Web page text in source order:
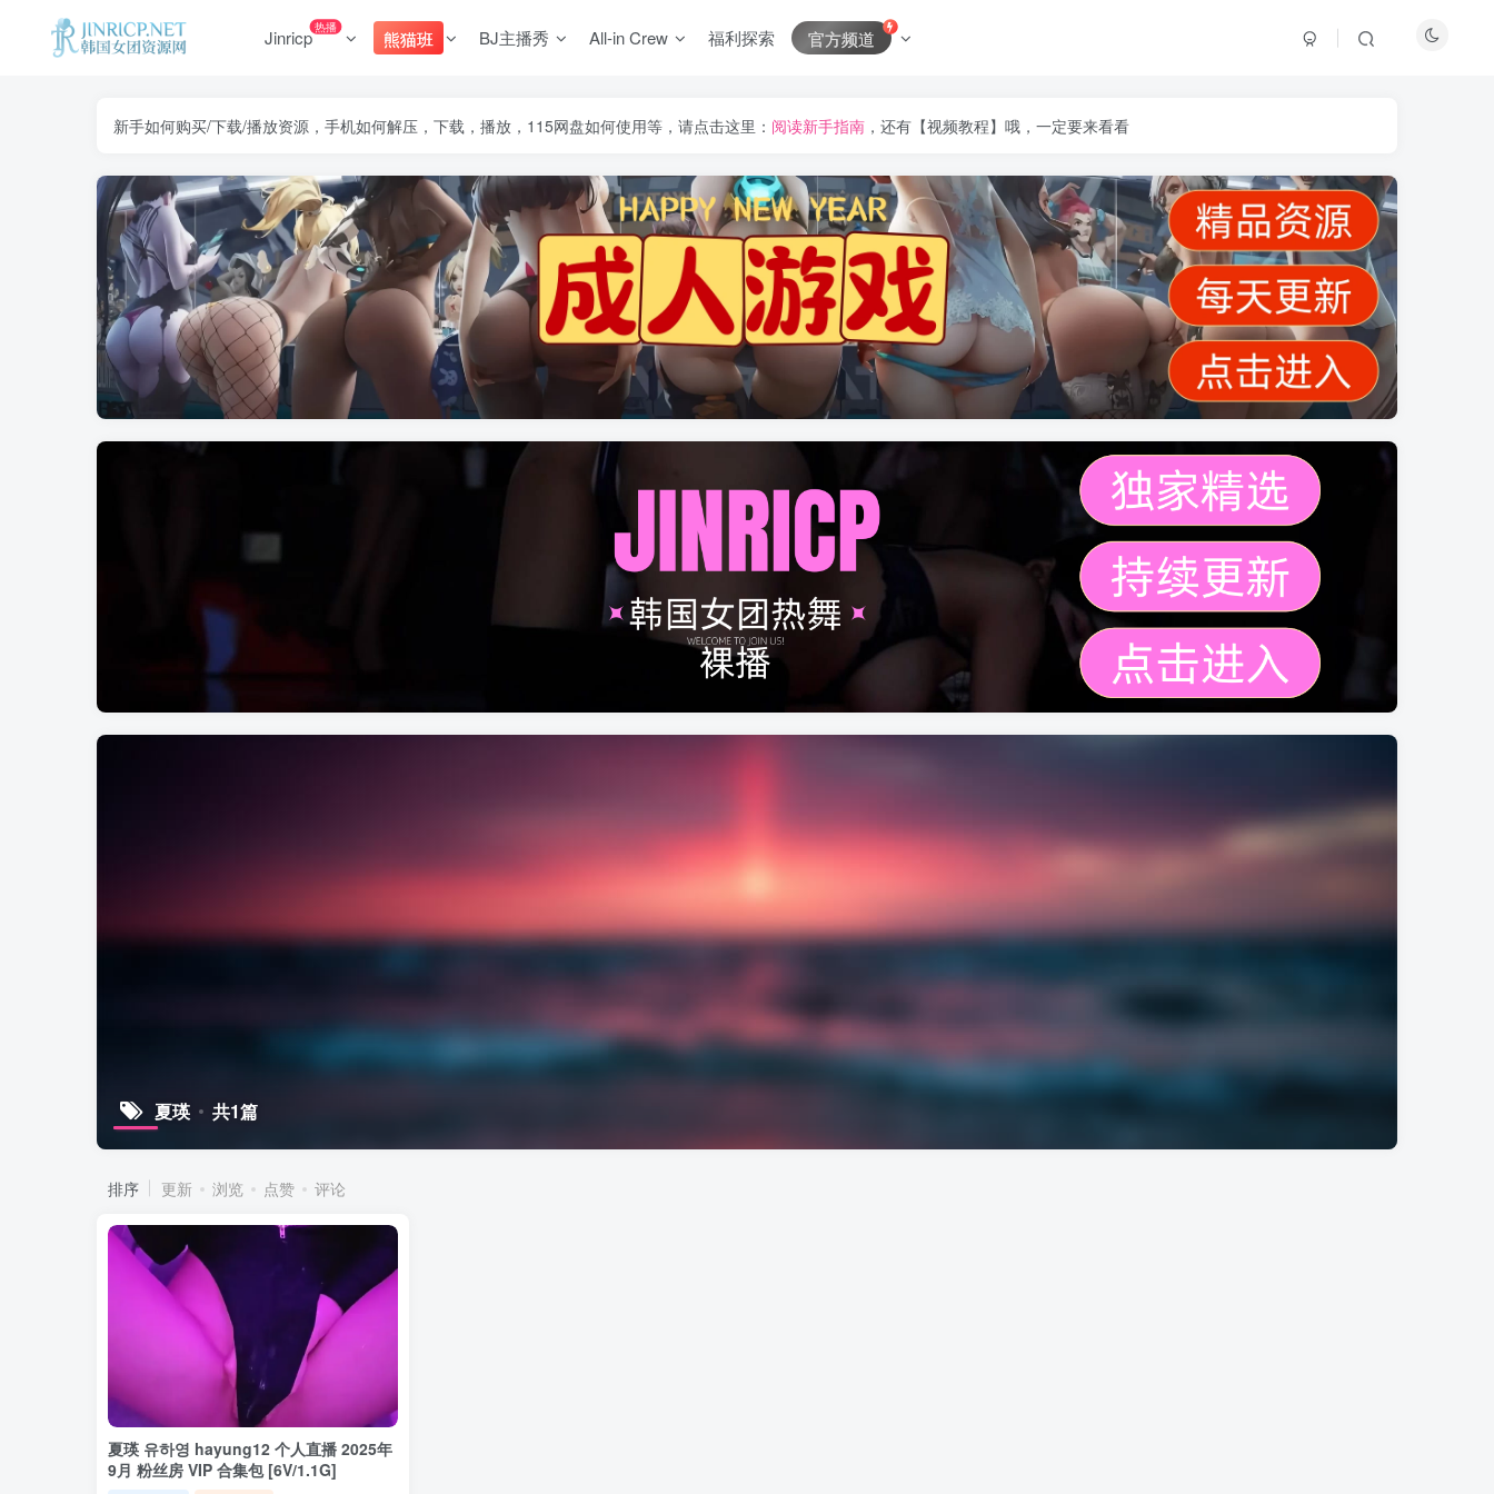
Jinricp热播
熊猫班 BJ主播秀 All-in Crew 福利探索 官方频道
新手如何购买/下载/播放资源，手机如何解压，下载，播放，115网盘如何使用等，请点击这里： 阅读新手指南 ，还有【视频教程】哦，一定要来看看
夏瑛 共1篇
排序 更新 浏览 点赞 评论
夏瑛 유하영 hayung12 个人直播 2025年
9月 粉丝房 VIP 合集包 [6V/1.1G]